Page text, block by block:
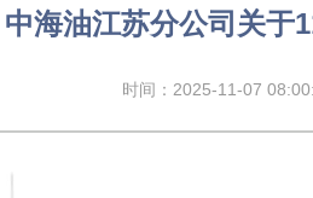
中海油江苏分公司关于
时间：2025-11-07